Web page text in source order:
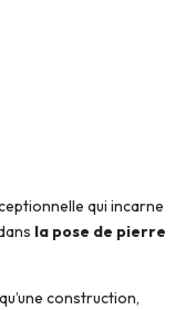
qui incarne
la pose de pierre
construction,